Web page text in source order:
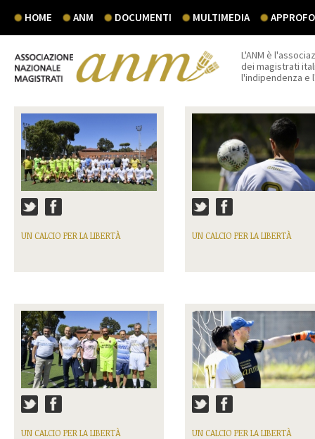
HOME ANM DOCUMENTI MULTIMEDIA
L'ANM è
dei magistrati
l'indipendenza e
UN CALCIO PER LA LIBERTÀ UN CALCIO PER LA LIBERTÀ
UN CALCIO PER LA LIBERTÀ UN CALCIO PER LA LIBERTÀ